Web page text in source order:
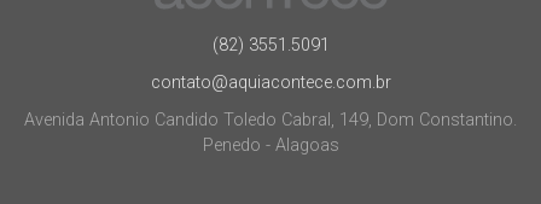
(82) 3551.5091
contato@aquiacontece.com.br
Avenida Antonio Candido Toledo Cabral, 149, Dom Constantino.
Penedo - Alagoas